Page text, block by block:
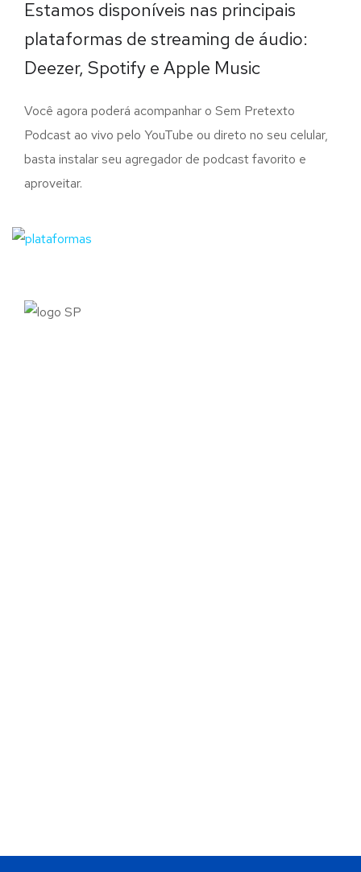
Estamos disponíveis nas principais
plataformas de streaming de áudio:
Deezer, Spotify e Apple Music
Você agora poderá acompanhar o Sem Pretexto
Podcast ao vivo pelo YouTube ou direto no seu celular,
basta instalar seu agregador de podcast favorito e
aproveitar.